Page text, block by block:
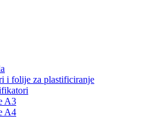
i folije za plastificiranje
A3
A4